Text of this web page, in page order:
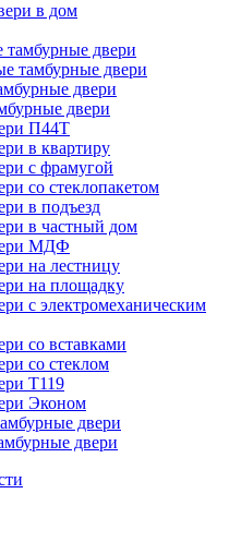
в дом
двери
тамбурные двери
двери
двери
П44Т
в квартиру
с фрамугой
со стеклопакетом
в подъезд
в частный дом
МДФ
на лестницу
на площадку
с электромеханическим
со вставками
со стеклом
Т119
Эконом
двери
двери